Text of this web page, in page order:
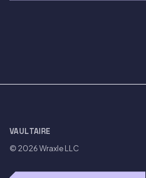
VAULTAIRE
© 2026Wraxle LLC